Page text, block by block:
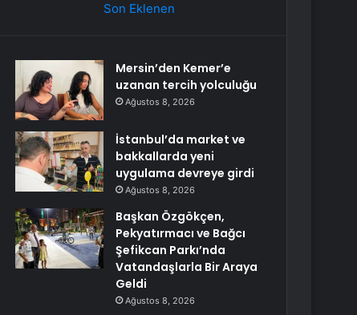
Son Eklenen
Mersin’den Kemer’e
uzanan tercih yolculuğu
Ağustos 8, 2026
İstanbul’da market ve
bakkallarda yeni
uygulama devreye girdi
Ağustos 8, 2026
Başkan Özgökçen,
Pekyatırmacı ve Bağcı
Şefikcan Parkı’nda
Vatandaşlarla Bir Araya
Geldi
Ağustos 8, 2026